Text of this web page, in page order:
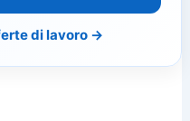
di lavoro →